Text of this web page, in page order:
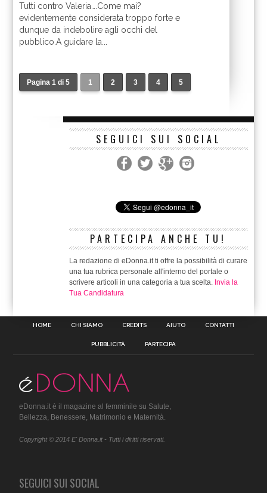
Tutti contro Valeria….Come mai?
evidentemente considerata troppo forte e
dunque da indebolire agli occhi del
pubblico.A guidare la...
Pagina 1 di 5 1 2 3 4 5
SEGUICI SUI SOCIAL
PARTECIPA ANCHE TU!
La redazione di eDonna.it ti offre la possibilità di curare
una tua rubrica personale all'interno del portale o
scrivere articoli in una categoria a tua scelta. Invia la
Tua Candidatura
HOME CHI SIAMO CREDITS AIUTO CONTATTI
PUBBLICITÀ PARTECIPA
eDonna.it è il magazine al femminile su Salute,
Bellezza, Benessere, Matrimonio e Maternità.
Copyright © 2014 E' Donna.it - Tutti i diritti riservati.
SEGUICI SUI SOCIAL